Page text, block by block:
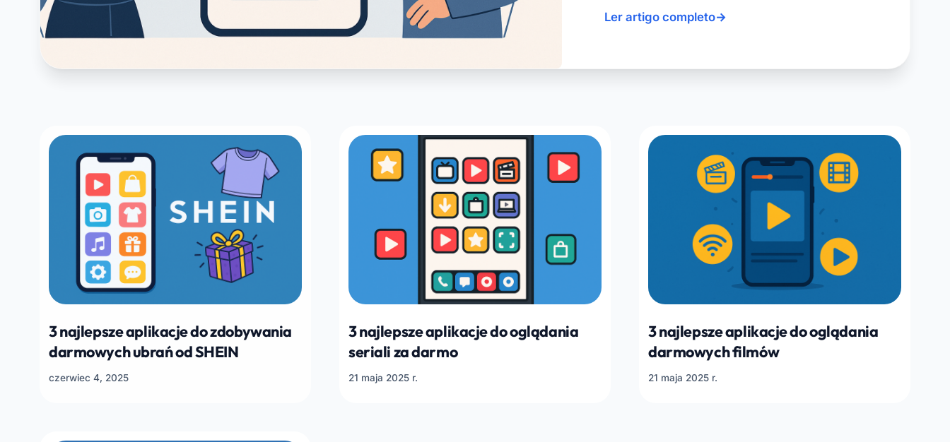
Ler artigo completo→
3 najlepsze aplikacje do zdobywania
darmowych ubrań od SHEIN
czerwiec 4, 2025
3 najlepsze aplikacje do oglądania
seriali za darmo
21 maja 2025 r.
3 najlepsze aplikacje do oglądania
darmowych filmów
21 maja 2025 r.